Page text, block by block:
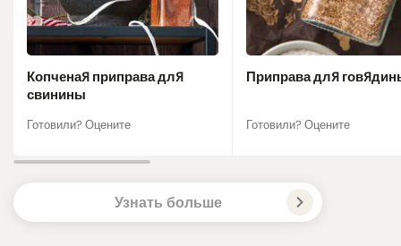
Копченая приправа для
свинины
Готовили? Оцените
Приправа для
Готовили? Оцените
Узнать больше